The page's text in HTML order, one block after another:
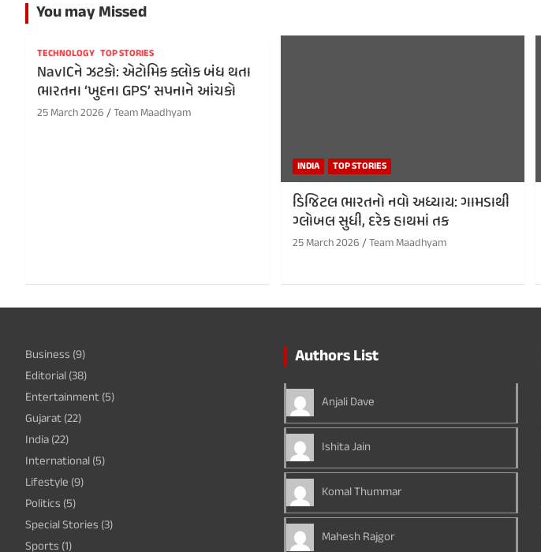
You may Missed
TECHNOLOGY TOP STORIES
NavICને ઝટકો: એટોમિક ક્લોક બંધ થતા
ભારતના ‘ખુદના GPS’ સપનાને આંચકો
25 March 2026 Team Maadhyam
INDIA TOP STORIES
ડિજિટલ ભારતનો નવો અધ્યાય: ગામડાથી
ગ્લોબલ સુધી, દરેક હાથમાં તક
25 March 2026 Team Maadhyam
Business (9)
Editorial(38)
Entertainment(5)
Gujarat(22)
India(22)
International(5)
Lifestyle (9)
Politics (5)
Special Stories (3)
Sports (1)
Authors List
Anjali Dave
Ishita Jain
Komal Thummar
Mahesh Rajgor